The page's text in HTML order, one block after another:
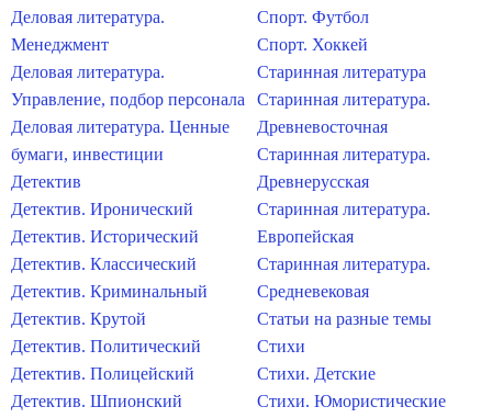
Деловая литература.
Менеджмент
Деловая литература.
Управление, подбор персонала
Деловая литература. Ценные
бумаги, инвестиции
Детектив
Детектив. Иронический
Детектив. Исторический
Детектив. Классический
Детектив. Криминальный
Детектив. Крутой
Детектив. Политический
Детектив. Полицейский
Детектив. Шпионский
Спорт. Футбол
Спорт. Хоккей
Старинная литература
Старинная литература.
Древневосточная
Старинная литература.
Древнерусская
Старинная литература.
Европейская
Старинная литература.
Средневековая
Статьи на разные темы
Стихи
Стихи. Детские
Стихи. Юмористические